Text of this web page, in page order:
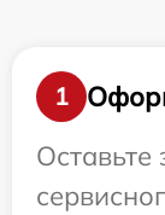
1
Оставьте